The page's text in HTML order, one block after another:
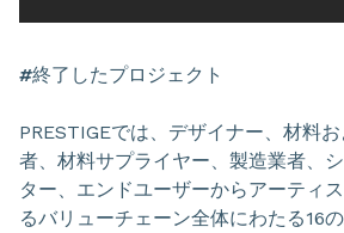
#終了したプロジェクト
PRESTIGEでは、デザイナー、材料
者、材料サプライヤー、製造業者、
ター、エンドユーザーからアーティ
るバリューチェーン全体にわたる16